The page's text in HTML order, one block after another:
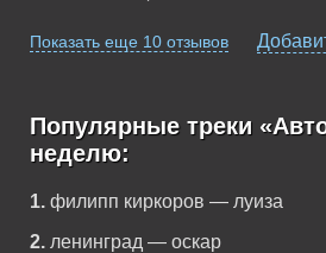
Показать еще 10 отзывов
Популярные треки
неделю:
1. филипп киркоров — луиза
2. ленинград — оскар